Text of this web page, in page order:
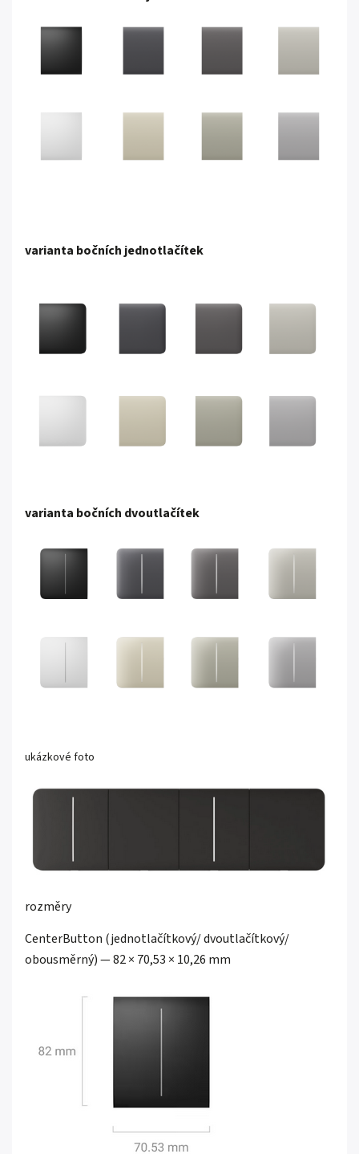
varianta bočních jednotlačítek
varianta bočních dvoutlačítek
ukázkové foto
rozměry
CenterButton (jednotlačítkový/ dvoutlačítkový/
obousměrný) — 82 × 70,53 × 10,26 mm